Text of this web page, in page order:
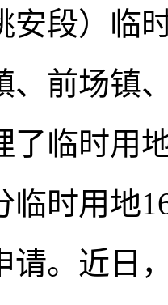
安段）临
、前场镇
了临时用
临时用地
请。近日